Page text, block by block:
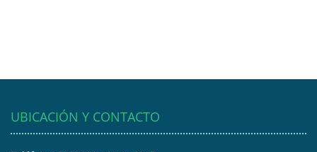
UBICACIÓN Y CONTACTO